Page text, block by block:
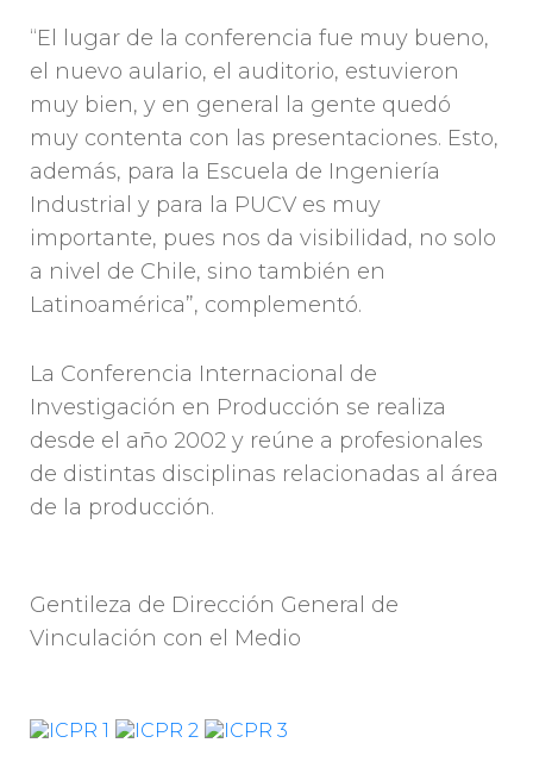
“El lugar de la conferencia fue muy bueno,
el nuevo aulario, el auditorio, estuvieron
muy bien, y en general la gente quedó
muy contenta con las presentaciones. Esto,
además, para la Escuela de Ingeniería
Industrial y para la PUCV es muy
importante, pues nos da visibilidad, no solo
a nivel de Chile, sino también en
Latinoamérica”, complementó.
La Conferencia Internacional de
Investigación en Producción se realiza
desde el año 2002 y reúne a profesionales
de distintas disciplinas relacionadas al área
de la producción.
Gentileza de Dirección General de
Vinculación con el Medio